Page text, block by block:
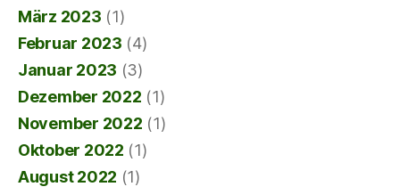
März 2023 (1)
Februar 2023 (4)
Januar 2023 (3)
Dezember 2022 (1)
November 2022 (1)
Oktober 2022 (1)
August 2022 (1)